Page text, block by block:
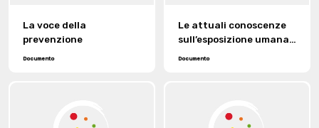
La voce della
prevenzione
Documento
Le attuali conoscenze
sull’esposizione umana
Documento